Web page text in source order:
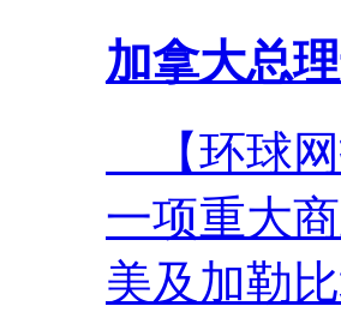
加拿大总
【环球网
一项重大
美及加勒